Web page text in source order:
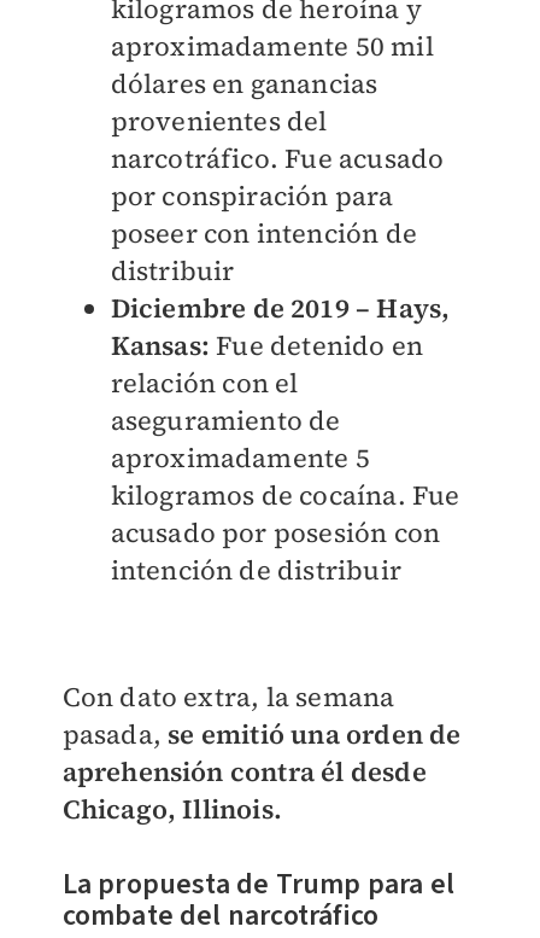
kilogramos de heroína y
aproximadamente 50 mil
dólares en ganancias
provenientes del
narcotráfico. Fue acusado
por conspiración para
poseer con intención de
distribuir
Diciembre de 2019 – Hays,
Kansas: Fue detenido en
relación con el
aseguramiento de
aproximadamente 5
kilogramos de cocaína. Fue
acusado por posesión con
intención de distribuir
Con dato extra, la semana
pasada, se emitió una orden de
aprehensión contra él desde
Chicago, Illinois.
La propuesta de Trump para el
combate del narcotráfico